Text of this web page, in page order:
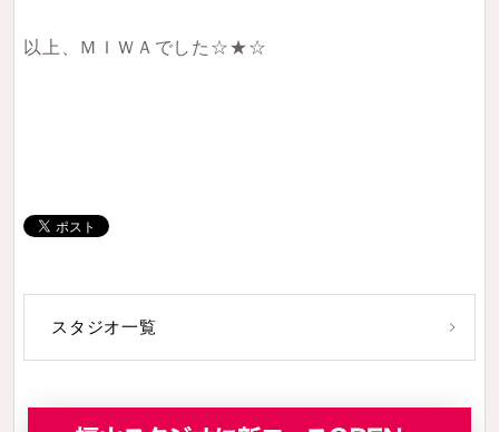
以上、ＭＩＷＡでした☆★☆
スタジオ一覧